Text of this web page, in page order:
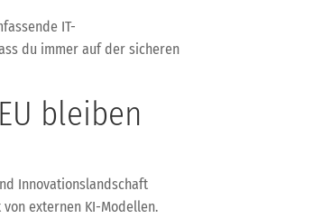
IT-
du immer auf der sicheren
bleiben
Innovationslandschaft
externen KI-Modellen.